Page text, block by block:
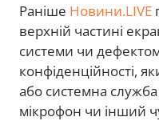
Раніше Новини.LIVE
верхній частині
системи чи
конфіденційності,
або системна
мікрофон чи інший